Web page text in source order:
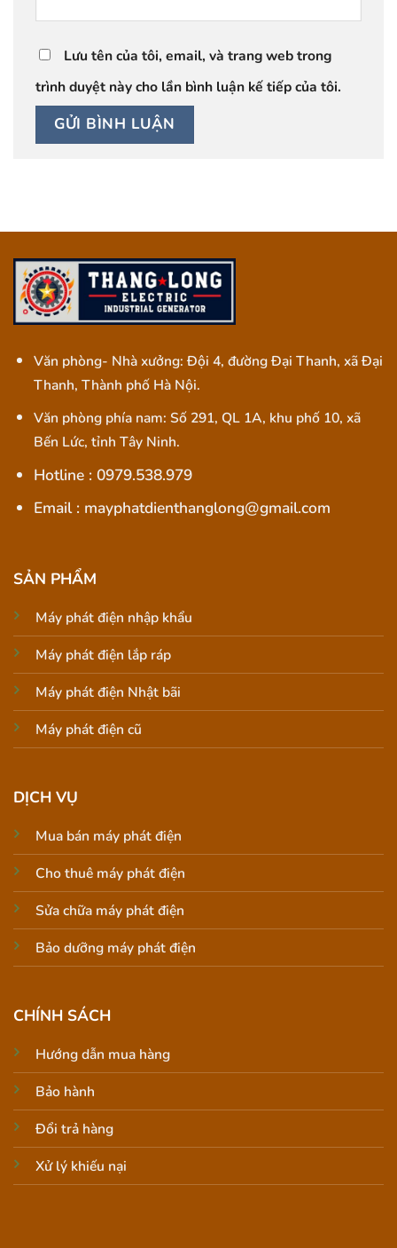
Lưu tên của tôi, email, và trang web trong
trình duyệt này cho lần bình luận kế tiếp của tôi.
Văn phòng- Nhà xưởng: Đội 4, đường Đại Thanh, xã Đại
Thanh, Thành phố Hà Nội.
Văn phòng phía nam: Số 291, QL 1A, khu phố 10, xã
Bến Lức, tỉnh Tây Ninh.
Hotline : 0979.538.979
Email : mayphatdienthanglong@gmail.com
SẢN PHẨM
Máy phát điện nhập khẩu
Máy phát điện lắp ráp
Máy phát điện Nhật bãi
Máy phát điện cũ
DỊCH VỤ
Mua bán máy phát điện
Cho thuê máy phát điện
Sửa chữa máy phát điện
Bảo dưỡng máy phát điện
CHÍNH SÁCH
Hướng dẫn mua hàng
Bảo hành
Đổi trả hàng
Xử lý khiếu nại